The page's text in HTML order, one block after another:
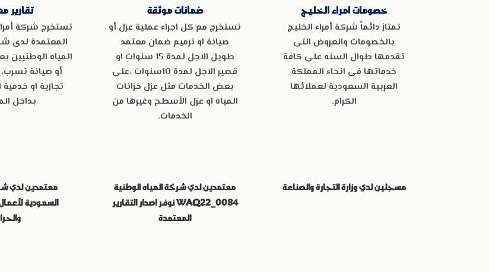
خصومات امراء الخليج
تمتاز دائماً شركة أمراء الخليج
بالخصومات والعروض التى
تقدمها طوال السنه على كافة
خدماتها فى انحاء المملكة
العربية السعودية لعملائها
الكرام.
ضمانات موثقة
نستخرج مع كل اجراء عملية عزل أو
صيانة او ترميم ضمان معتمد
طويل الاجل لمدة 15 سنوات او
قصير الاجل لمدة 10سنوات ،على
بعض الخدمات مثل عزل خزانات
المياه او عزل الأسطح وغيرها من
الخدمات.
تقارير
تستخرج شركة
المعتمدة لدى
المياه الوطنيين
أو صيانة
تجارية او خدمية
بداخل
مسجلين لدي وزارة التجارة والصناعة
معتمدين لدي شركة المياه الوطنية
WAQ22_0084 نوفر اصدار التقارير
المعتمدة
معتمدين لدي
السعودية